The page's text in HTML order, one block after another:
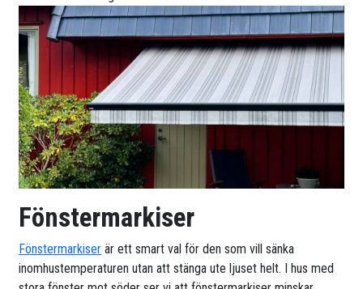
Fönstermarkiser
Fönstermarkiser är ett smart val för den som vill sänka
inomhustemperaturen utan att stänga ute ljuset helt. I hus med